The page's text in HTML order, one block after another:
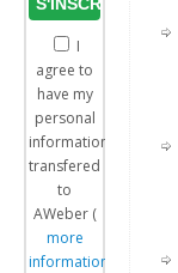
I
agree to
have my
personal
information
transfered
to
AWeber (
more
information